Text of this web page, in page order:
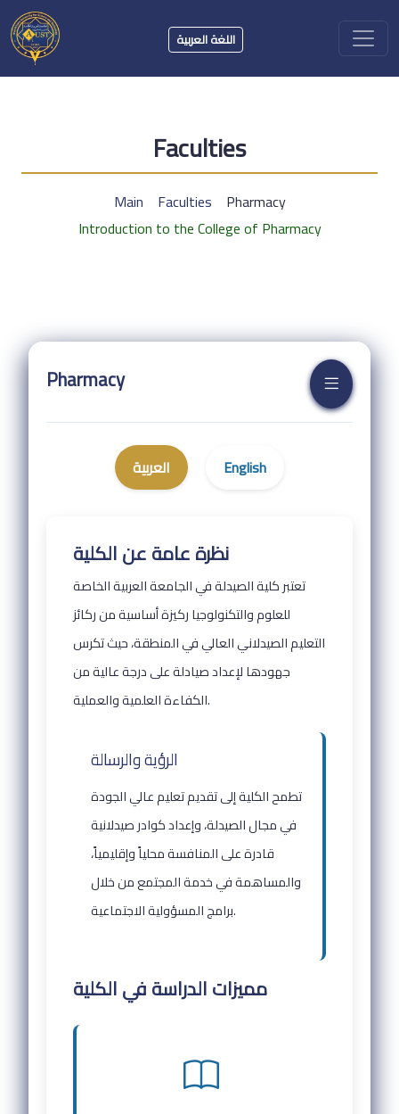
اللغة العربية
Faculties
Main Faculties Pharmacy
Introduction to the College of Pharmacy
Pharmacy
العربية English
نظرة عامة عن الكلية
تعتبر كلية الصيدلة في الجامعة العربية الخاصة
للعلوم والتكنولوجيا ركيزة أساسية من ركائز
التعليم الصيدلاني العالي في المنطقة، حيث تكرس
جهودها لإعداد صيادلة على درجة عالية من
الكفاءة العلمية والعملية.
الرؤية والرسالة
تطمح الكلية إلى تقديم تعليم عالي الجودة
في مجال الصيدلة، وإعداد كوادر صيدلانية
قادرة على المنافسة محلياً وإقليمياً،
والمساهمة في خدمة المجتمع من خلال
برامج المسؤولية الاجتماعية.
مميزات الدراسة في الكلية